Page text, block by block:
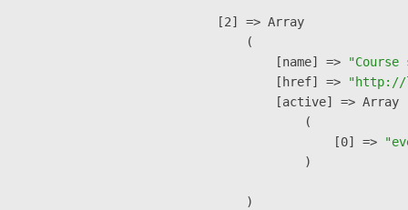
    [2] => Array
        (
            [name] =>
            [href] =>
"http://
            [active] => Array
                (
                    [0] =>
                )
        )